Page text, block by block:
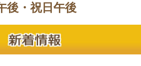
後・祝日午後